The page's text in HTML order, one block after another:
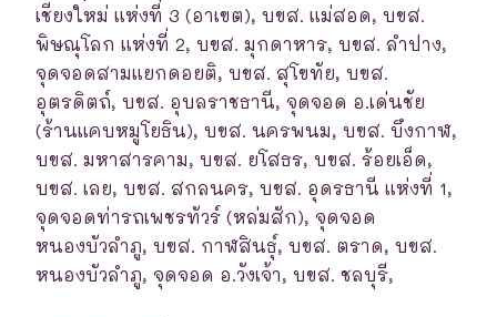
เชียงใหม่ แห่งที่ 3 (อาเขต), บขส. แม่สอด, บขส.
พิษณุโลก แห่งที่ 2, บขส. มุกดาหาร, บขส. ลำปาง,
จุดจอดสามแยกดอยติ, บขส. สุโขทัย, บขส.
อุตรดิตถ์, บขส. อุบลราชธานี, จุดจอด อ.เด่นชัย
(ร้านแคบหมูโยธิน), บขส. นครพนม, บขส. บึงกาฬ,
บขส. มหาสารคาม, บขส. ยโสธร, บขส. ร้อยเอ็ด,
บขส. เลย, บขส. สกลนคร, บขส. อุดรธานี แห่งที่ 1,
จุดจอดท่ารถเพชรทัวร์ (หล่มสัก), จุดจอด
หนองบัวลำภู, บขส. กาฬสินธุ์, บขส. ตราด, บขส.
หนองบัวลำภู, จุดจอด อ.วังเจ้า, บขส. ชลบุรี,